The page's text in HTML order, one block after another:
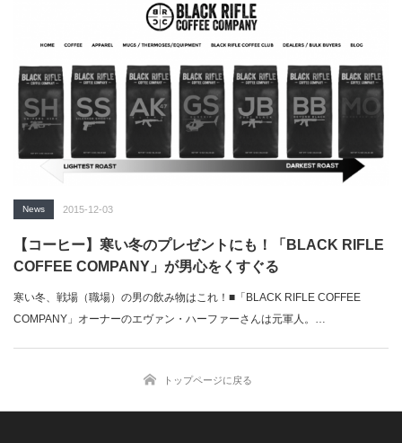
News 2015-12-03
【コーヒー】寒い冬のプレゼントにも！「BLACK RIFLE
COFFEE COMPANY」が男心をくすぐる
寒い冬、戦場（職場）の男の飲み物はこれ！■「BLACK RIFLE COFFEE
COMPANY」オーナーのエヴァン・ハーファーさんは元軍人。…
トップページに戻る